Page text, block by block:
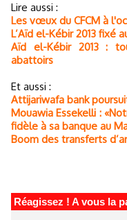
Lire aussi :
Les vœux du CFCM à
L’Aïd el-Kébir 2013 fixé
Aïd el-Kébir 2013 :
abattoirs
Et aussi :
Attijariwafa bank
Mouawia Essekelli :
fidèle à sa banque au
Boom des transferts
Réagissez ! A vous la